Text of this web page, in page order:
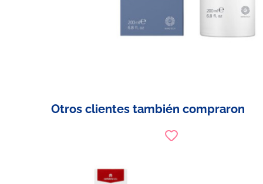
Otros clientes también compraron